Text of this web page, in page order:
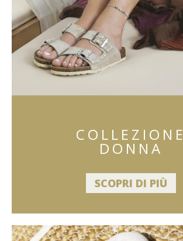
COLLEZIONE
DONNA
SCOPRI DI PIÙ